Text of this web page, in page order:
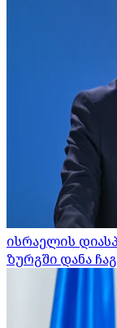
ისრაელის
ზურგში დანა